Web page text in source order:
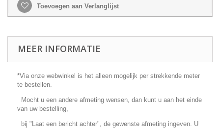
Toevoegen aan Verlanglijst
MEER INFORMATIE
*Via onze webwinkel is het alleen mogelijk per strekkende meter
te bestellen.
Mocht u een andere afmeting wensen, dan kunt u aan het einde
van uw bestelling,
bij "Laat een bericht achter", de gewenste afmeting ingeven. U